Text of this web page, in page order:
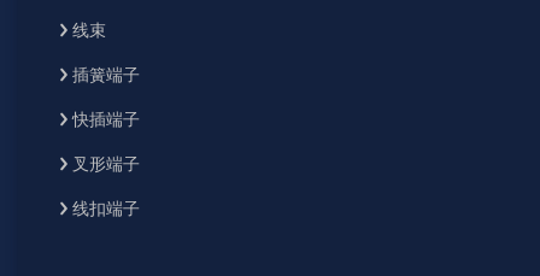
线束
插簧端子
快插端子
叉形端子
线扣端子